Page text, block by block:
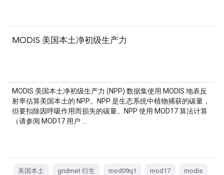
MODIS 美国本土净初级生产力
MODIS 美国本土净初级生产力 (NPP) 数据集使用 MODIS 地表反
射率估算美国本土的 NPP。NPP 是生态系统中植物捕获的碳量，
但要扣除因呼吸作用而损失的碳量。NPP 使用 MOD17 算法计算
（请参阅 MOD17 用户 …
美国本土 gridmet 衍生 mod09q1 mod17 modis